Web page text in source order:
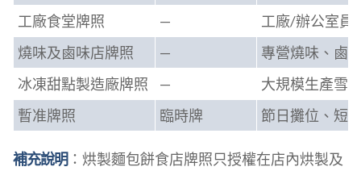
工廠食堂牌照
—
工廠/辦公室員
燒味及鹵味店牌照
—
專營燒味、鹵
冰凍甜點製造廠牌照
—
大規模生產雪
暫准牌照
臨時牌 節日攤位、短
補充說明：烘製麵包餅食店牌照只授權在店內烘製及